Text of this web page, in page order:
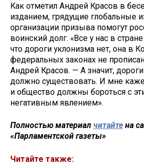
Как отметил Андрей Красов в
изданием, грядущие глобальные
организации призыва помогут
воинский долг. «Все у нас в
что дороги уклонизма нет, она в
федеральных законах не
Андрей Красов. — А значит,
должно существовать. И мне
и общество должны бороться с
негативным явлением».
Полностью материал читайте на
«Парламентской газеты»
Читайте также: